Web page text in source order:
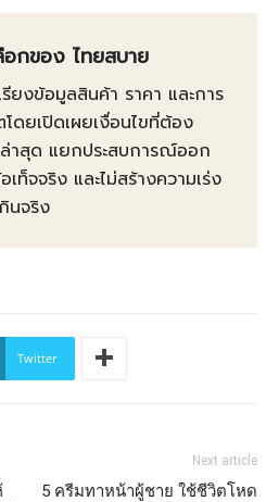
อกของ ไทยสบาย
รียงข้อมูลสินค้า ราคา และการ
โดยเปิดเผยเงื่อนไขที่ต้อง
าสุด แยกประสบการณ์ออก
เท็จจริง และไม่สร้างความเร่ง
นจริง
Twitter
Next article
5 ครีมทาหน้าผู้ชาย ใช้ชีวิตโหด